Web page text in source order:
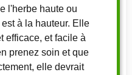
l'herbe haute ou
à la hauteur. Elle
efficace, et facile à
prenez soin et que
elle devrait